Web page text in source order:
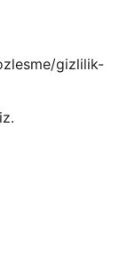
gizlilik-